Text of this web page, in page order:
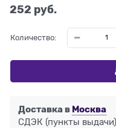
252 руб.
Количество:
Доставка в Москва
СДЭК (пункты выдачи)